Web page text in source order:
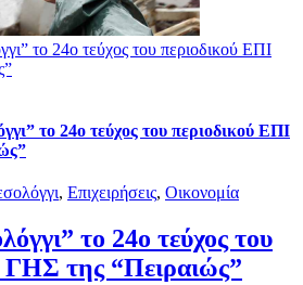
το 24ο τεύχος του περιοδικού ΕΠΙ
το 24ο τεύχος του περιοδικού ΕΠΙ
, Επιχειρήσεις, Οικονομία
το 24ο τεύχος του
ΓΗΣ της “Πειραιώς”